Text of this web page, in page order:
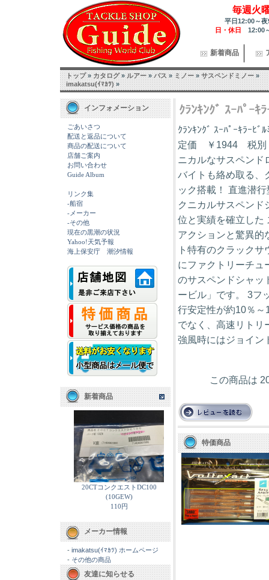
毎週火
平日12:00～
日・休日 12:00
新着商品
トップ»カタログ»ルアー»バス»ミノー»サスペンドミノー»
imakatsu(ｲﾏｶﾂ)»
インフォメーション
ごあいさつ
配送と返品について
商品の配送について
店舗ご案内
お問い合わせ
Guide Album
リンク集
-船宿
-メーカー
-その他
現在の黒潮の状況
Yahoo!天気予報
海上保安庁 潮汐情報
新着商品
20CTコンクエストDC100
(10GEW)
110円
メーカー情報
- imakatsu(ｲﾏｶﾂ) ホームページ
- その他の商品
友達に知らせる
ｸﾗﾝｷﾝｸﾞ ｽｰﾊﾟｰｷ
ｸﾗﾝｷﾝｸﾞ ｽｰﾊﾟｰｷﾗｰﾋ
定価 ￥1944 税別
ニカルなサスペンド
バイトも絡め取る、
ック搭載！ 直進潜
クニカルサスペンド
位と実績を確立した
アクションと驚異的
ト特有のクラック
にファクトリーチュ
のサスペンドシャッ
ービル」です。 3フ
行安定性が約10％～
でなく、高速リトリ
強風時にはジョイン
この商品は
特価商品